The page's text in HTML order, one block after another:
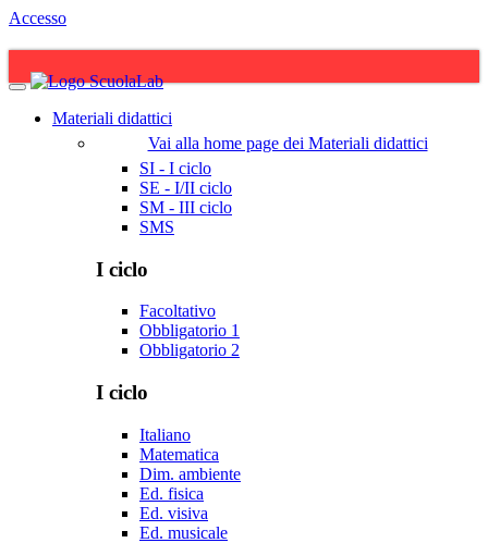
Accesso
Materiali didattici
Vai alla home page dei Materiali didattici
SI - I ciclo
SE - I/II ciclo
SM - III ciclo
SMS
I ciclo
Facoltativo
Obbligatorio 1
Obbligatorio 2
I ciclo
Italiano
Matematica
Dim. ambiente
Ed. fisica
Ed. visiva
Ed. musicale